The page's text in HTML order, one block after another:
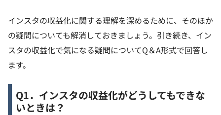
インスタの収益化に関する理解を深めるために、そのほか
の疑問についても解消しておきましょう。引き続き、イン
スタの収益化で気になる疑問についてQ＆A形式で回答し
ます。
Q1．インスタの収益化がどうしてもできな
いときは？